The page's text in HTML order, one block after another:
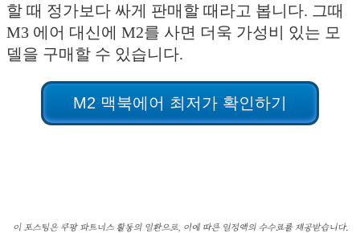
할 때 정가보다 싸게 판매할 때라고 봅니다. 그때
M3 에어 대신에 M2를 사면 더욱 가성비 있는 모
델을 구매할 수 있습니다.
M2 맥북에어 최저가 확인하기